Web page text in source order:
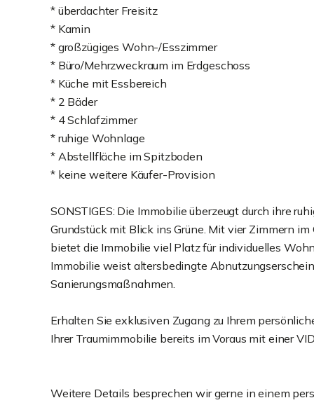
* überdachter Freisitz
* Kamin
* großzügiges Wohn-/Esszimmer
* Büro/Mehrzweckraum im Erdgeschoss
* Küche mit Essbereich
* 2 Bäder
* 4 Schlafzimmer
* ruhige Wohnlage
* Abstellfläche im Spitzboden
* keine weitere Käufer-Provision
SONSTIGES: Die Immobilie überzeugt durch ihre
Grundstück mit Blick ins Grüne. Mit vier Zimmern
bietet die Immobilie viel Platz für individuelles
Immobilie weist altersbedingte
Sanierungsmaßnahmen.
Erhalten Sie exklusiven Zugang zu Ihrem
Ihrer Traumimmobilie bereits im Voraus mit einer
Weitere Details besprechen wir gerne in einem